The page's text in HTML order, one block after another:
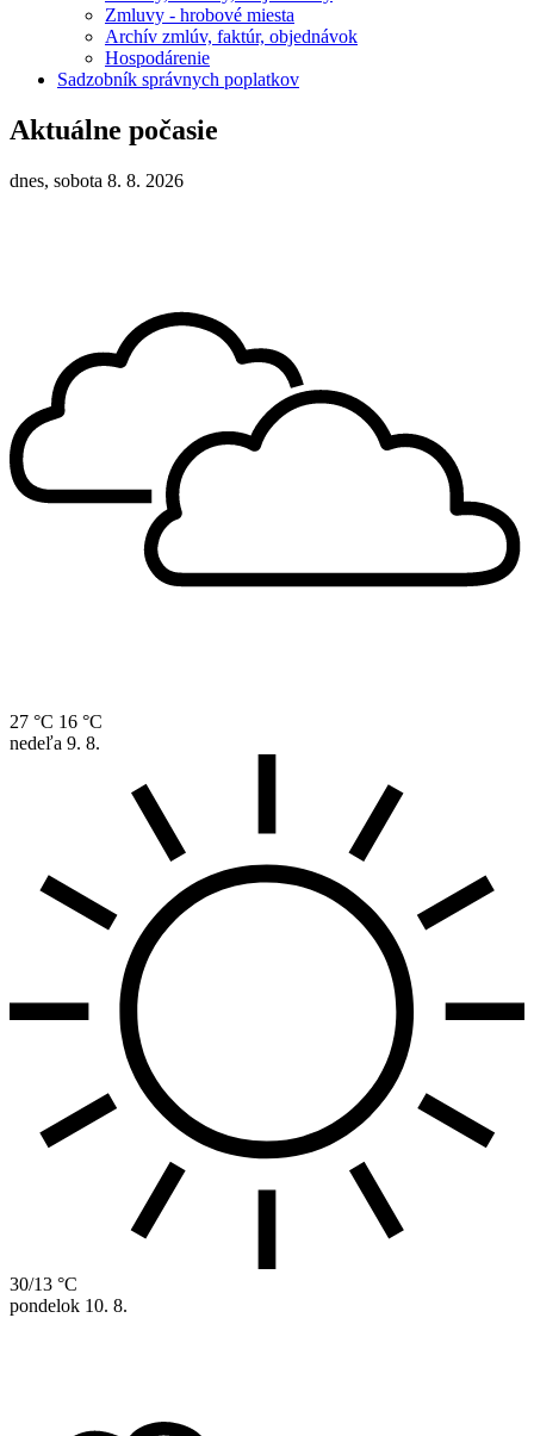
Zmluvy - hrobové miesta
Archív zmlúv, faktúr, objednávok
Hospodárenie
Sadzobník správnych poplatkov
Aktuálne počasie
dnes, sobota 8. 8. 2026
27 °C 16 °C
nedeľa 9. 8.
30/13 °C
pondelok 10. 8.